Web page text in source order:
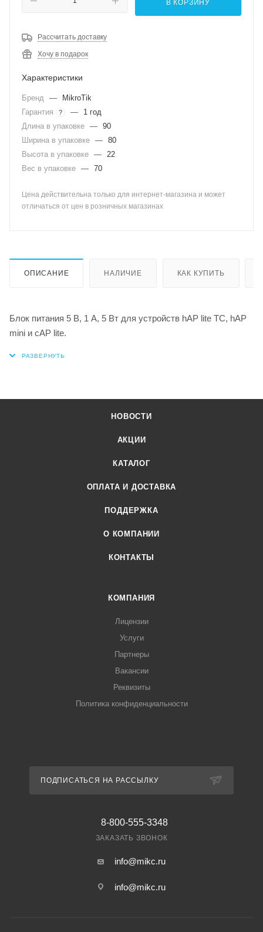
В КОРЗИНУ
Рассчитать доставку
Хочу в подарок
Характеристики
Бренд —
MikroTik
Гарантия
? —
1 год
Длина в упаковке — 90
Ширина в упаковке — 80
Высота в упаковке — 22
Вес в упаковке — 70
Цена действительна только для интернет-магазина и может
отличаться от цен в розничных магазинах
ОПИСАНИЕ НАЛИЧИЕ КАК КУПИТЬ
Блок питания 5 В, 1 А, 5 Вт для устройств hAP lite TC, hAP
mini и cAP lite.
НОВОСТИ
АКЦИИ
КАТАЛОГ
ОПЛАТА И ДОСТАВКА
ПОДДЕРЖКА
О КОМПАНИИ
КОНТАКТЫ
КОМПАНИЯ
Лицензии
Услуги
Партнеры
Вакансии
Реквизиты
Политика конфиденциальности
ПОДПИСАТЬСЯ НА РАССЫЛКУ
8-800-555-3348
ЗАКАЗАТЬ ЗВОНОК
info@mikc.ru
info@mikc.ru